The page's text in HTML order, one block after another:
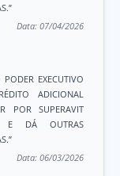
Data:07/04/2026
EXECUTIVO
ADICIONAL
POR SUPERAVIT
E DÁ OUTRAS
Data:06/03/2026